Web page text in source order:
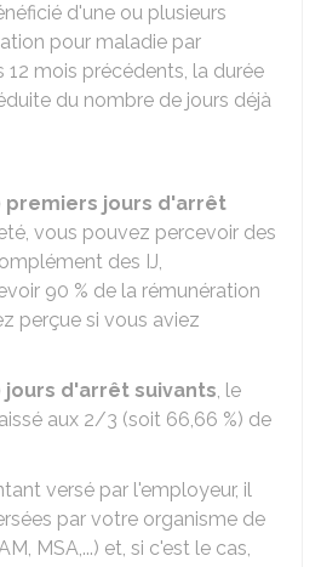
d'une ou plusieurs
pour maladie par
12 mois précédents, la durée
du nombre de jours déjà
premiers jours d'arrêt
vous pouvez percevoir des
des IJ,
90 % de la rémunération
perçue si vous aviez
jours d'arrêt suivants, le
aux 2/3 (soit 66,66 %) de
versé par l'employeur, il
par votre organisme de
MSA,...) et, si c'est le cas,